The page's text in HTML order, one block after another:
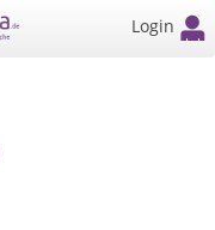
Login